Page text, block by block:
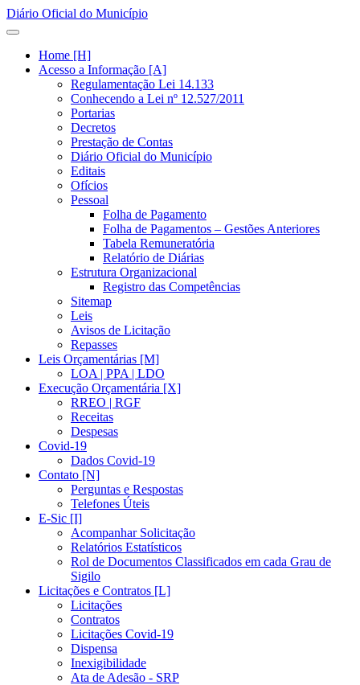
Diário Oficial do Município
Home [H]
Acesso a Informação [A]
Regulamentação Lei 14.133
Conhecendo a Lei nº 12.527/2011
Portarias
Decretos
Prestação de Contas
Diário Oficial do Município
Editais
Ofícios
Pessoal
Folha de Pagamento
Folha de Pagamentos – Gestões Anteriores
Tabela Remuneratória
Relatório de Diárias
Estrutura Organizacional
Registro das Competências
Sitemap
Leis
Avisos de Licitação
Repasses
Leis Orçamentárias [M]
LOA | PPA | LDO
Execução Orçamentária [X]
RREO | RGF
Receitas
Despesas
Covid-19
Dados Covid-19
Contato [N]
Perguntas e Respostas
Telefones Úteis
E-Sic [I]
Acompanhar Solicitação
Relatórios Estatísticos
Rol de Documentos Classificados em cada Grau de
Sigilo
Licitações e Contratos [L]
Licitações
Contratos
Licitações Covid-19
Dispensa
Inexigibilidade
Ata de Adesão - SRP